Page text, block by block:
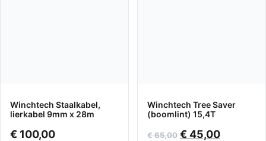
Winchtech Staalkabel,
lierkabel 9mm x 28m
€ 100,00
Winchtech Tree Saver
(boomlint) 15,4T
€65,00 €45,00